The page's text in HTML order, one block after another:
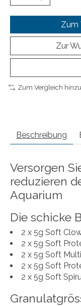
Zum
Zur
Zum Vergleich
Beschreibung
Versorgen
reduzieren
Aquarium
Die schicke
2 x 5g Soft
2 x 5g Soft
2 x 5g Soft
2 x 5g Soft
2 x 5g Soft